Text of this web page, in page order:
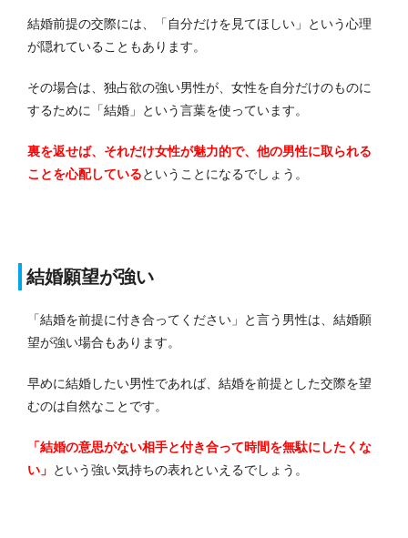
結婚前提の交際には、「自分だけを見てほしい」という心理
が隠れていることもあります。
その場合は、独占欲の強い男性が、女性を自分だけのものに
するために「結婚」という言葉を使っています。
裏を返せば、それだけ女性が魅力的で、他の男性に取られる
ことを心配しているということになるでしょう。
結婚願望が強い
「結婚を前提に付き合ってください」と言う男性は、結婚願
望が強い場合もあります。
早めに結婚したい男性であれば、結婚を前提とした交際を望
むのは自然なことです。
「結婚の意思がない相手と付き合って時間を無駄にしたくな
い」 という強い気持ちの表れといえるでしょう。